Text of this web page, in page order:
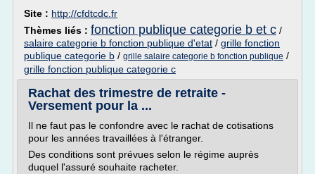
Site : http://cfdtcdc.fr
Thèmes liés : fonction publique categorie b et c /
salaire categorie b fonction publique d'etat / grille fonction
publique categorie b / grille salaire categorie b fonction publique /
grille fonction publique categorie c
Rachat des trimestre de retraite -
Versement pour la ...
Il ne faut pas le confondre avec le rachat de cotisations
pour les années travaillées à l'étranger.
Des conditions sont prévues selon le régime auprès
duquel l'assuré souhaite racheter.